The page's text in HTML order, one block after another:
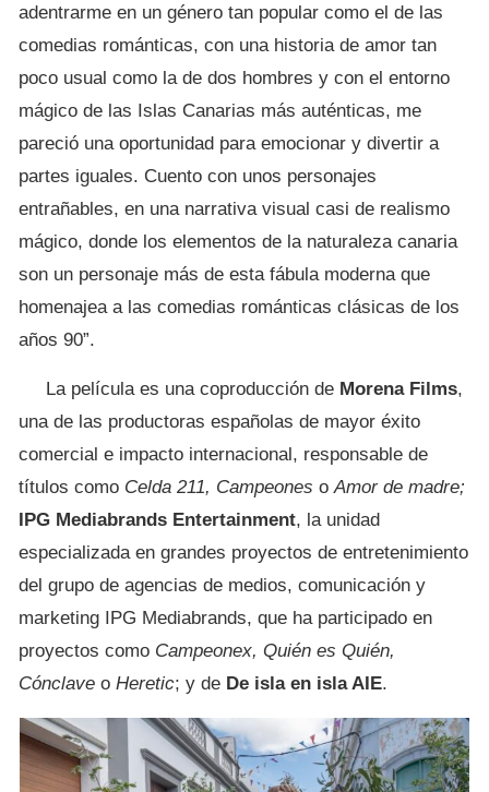
adentrarme en un género tan popular como el de las
comedias románticas, con una historia de amor tan
poco usual como la de dos hombres y con el entorno
mágico de las Islas Canarias más auténticas, me
pareció una oportunidad para emocionar y divertir a
partes iguales. Cuento con unos personajes
entrañables, en una narrativa visual casi de realismo
mágico, donde los elementos de la naturaleza canaria
son un personaje más de esta fábula moderna que
homenajea a las comedias románticas clásicas de los
años 90”.
La película es una coproducción de Morena Films,
una de las productoras españolas de mayor éxito
comercial e impacto internacional, responsable de
títulos como Celda 211, Campeones oAmor de madre;
IPG Mediabrands Entertainment, la unidad
especializada en grandes proyectos de entretenimiento
del grupo de agencias de medios, comunicación y
marketing IPG Mediabrands, que ha participado en
proyectos como Campeonex, Quién es Quién,
Cónclave o Heretic; y de De isla en isla AIE.